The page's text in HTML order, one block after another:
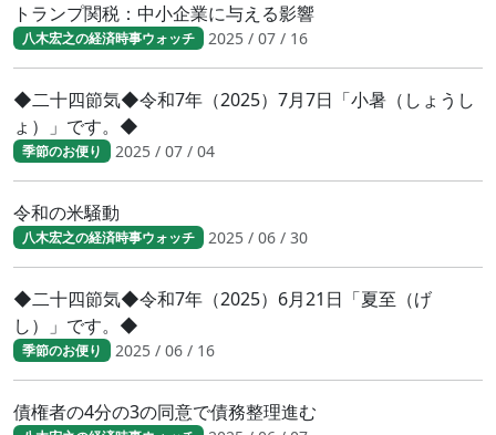
トランプ関税：中小企業に与える影響
八木宏之の経済時事ウォッチ 2025 / 07 / 16
◆二十四節気◆令和7年（2025）7月7日「小暑（しょうし
ょ）」です。◆
季節のお便り 2025 / 07 / 04
令和の米騒動
八木宏之の経済時事ウォッチ 2025 / 06 / 30
◆二十四節気◆令和7年（2025）6月21日「夏至（げ
し）」です。◆
季節のお便り 2025 / 06 / 16
債権者の4分の3の同意で債務整理進む